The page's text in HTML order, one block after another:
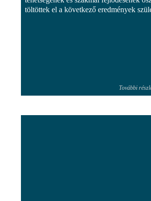
töltöttek el a következő eredmények
További